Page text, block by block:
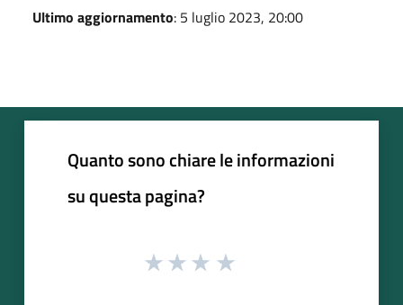
Ultimo aggiornamento: 5 luglio 2023, 20:00
Quanto sono chiare le informazioni
su questa pagina?